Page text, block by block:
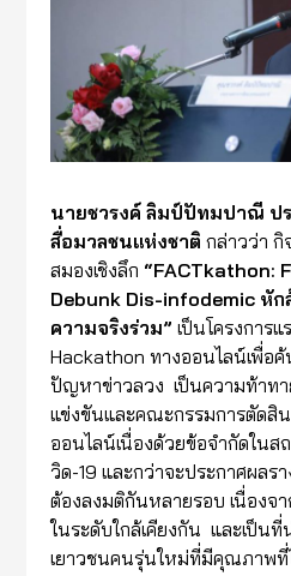
นายชวรงค์ ลิมป์ปัทมปาณี ป
สื่อมวลชนแห่งชาติ กล่าวว่า กิ
สมองเชิงลึก “FACTkathon:
Debunk Dis-infodemic หัก
ความจริงร่วม” เป็นโครงการ
Hackathon ทางออนไลน์เพื่อ
ปัญหาข่าวลวง เป็นความท้าท
แข่งขันและคณะกรรมการตัดสิ
ออนไลน์เนื่องด้วยข้อจำกัดในส
วิด-19 และกว่าจะประกาศผลร
ต้องลงมติกันหลายรอบ เนื่องจ
ในระดับใกล้เคียงกัน และเป็นที่
เยาวชนคนรุ่นใหม่ที่มีคุณภาพที่